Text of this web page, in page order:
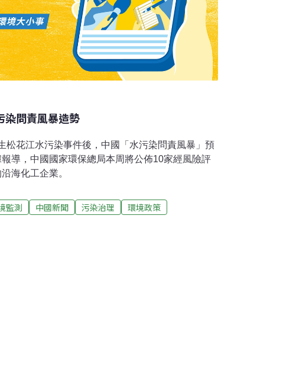
染問責風暴造勢
松花江水污染事件後，中國「水污染問責風暴」預
導，中國國家環保總局本周將公佈10家經風險評
海化工企業。
監測 中國新聞 污染治理
環境政策